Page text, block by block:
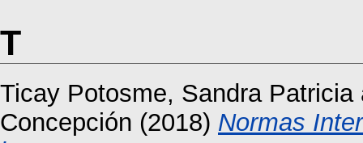
T
Ticay Potosme, Sandra Patricia
Concepción (2018) Normas